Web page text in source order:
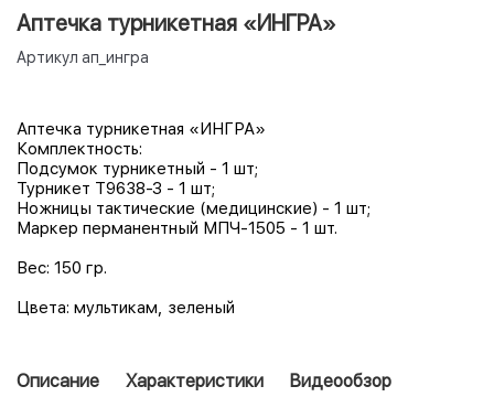
Аптечка турникетная «ИНГРА»
Артикул ап_ингра
Аптечка турникетная «ИНГРА»
Комплектность:
Подсумок турникетный - 1 шт;
Турникет Т9638-З - 1 шт;
Ножницы тактические (медицинские) - 1 шт;
Маркер перманентный МПЧ-1505 - 1 шт.
Вес: 150 гр.
Цвета: мультикам, зеленый
Описание Характеристики
Видеообзор